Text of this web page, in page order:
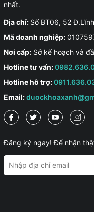
nhất.
Địa chỉ: Số BT06, 52
Mã doanh nghiệp:
Nơi cấp:Sở kế hoạch và
Hotline tư vấn:
Hotline hỗ trợ:
Email:
Đăng ký ngay! Để nhận